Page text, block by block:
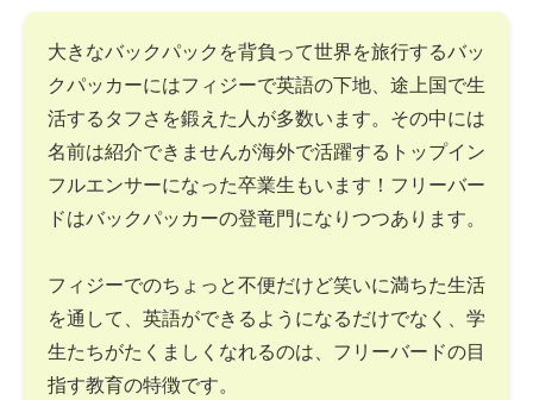
大きなバックパックを背負って世界を旅行するバッ
クパッカーにはフィジーで英語の下地、途上国で生
活するタフさを鍛えた人が多数います。その中には
名前は紹介できませんが海外で活躍するトップイン
フルエンサーになった卒業生もいます！フリーバー
ドはバックパッカーの登竜門になりつつあります。
フィジーでのちょっと不便だけど笑いに満ちた生活
を通して、英語ができるようになるだけでなく、学
生たちがたくましくなれるのは、フリーバードの目
指す教育の特徴です。